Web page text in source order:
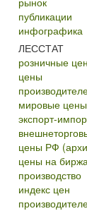
публикации
инфографика
ЛЕССТАТ
розничные
цены
мировые цены
экспорт-
цены РФ
цены на
производство
индекс цен